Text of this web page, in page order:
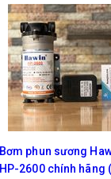
Bơm phun sương
DH 6027 (hỗ trợ từ